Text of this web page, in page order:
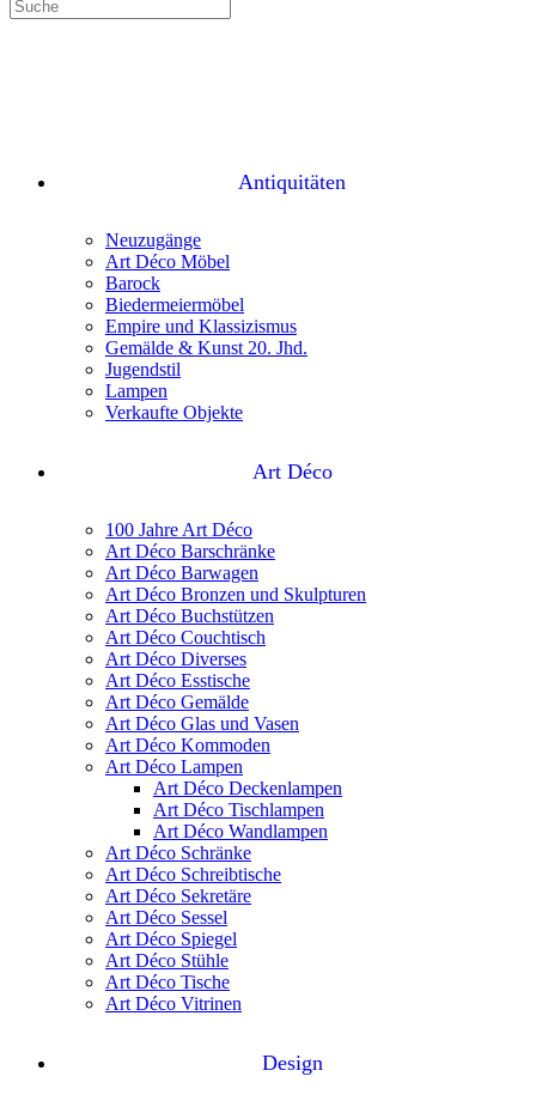
Antiquitäten
Neuzugänge
Art Déco Möbel
Barock
Biedermeiermöbel
Empire und Klassizismus
Gemälde & Kunst 20. Jhd.
Jugendstil
Lampen
Verkaufte Objekte
Art Déco
100 Jahre Art Déco
Art Déco Barschränke
Art Déco Barwagen
Art Déco Bronzen und Skulpturen
Art Déco Buchstützen
Art Déco Couchtisch
Art Déco Diverses
Art Déco Esstische
Art Déco Gemälde
Art Déco Glas und Vasen
Art Déco Kommoden
Art Déco Lampen
Art Déco Deckenlampen
Art Déco Tischlampen
Art Déco Wandlampen
Art Déco Schränke
Art Déco Schreibtische
Art Déco Sekretäre
Art Déco Sessel
Art Déco Spiegel
Art Déco Stühle
Art Déco Tische
Art Déco Vitrinen
Design